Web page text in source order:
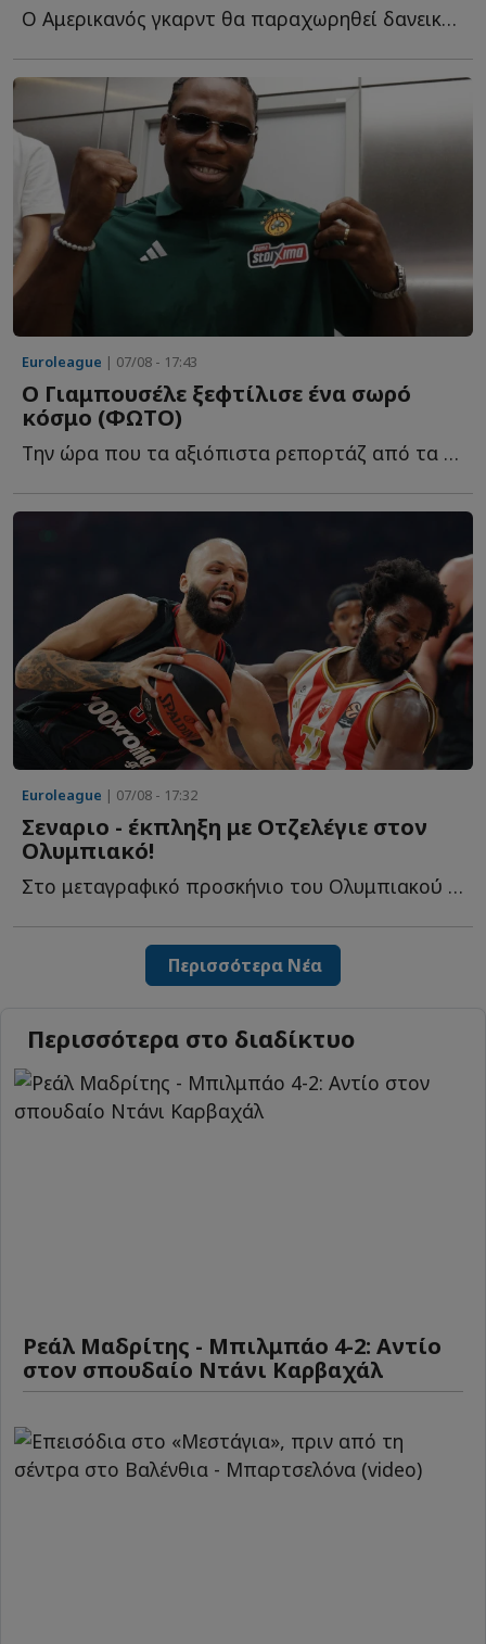
Ο Αμερικανός γκαρντ θα παραχωρηθεί δανεικός στους Λ...
Euroleague | 07/08 - 17:43
Ο Γιαμπουσέλε ξεφτίλισε ένα σωρό
κόσμο (ΦΩΤΟ)
Την ώρα που τα αξιόπιστα ρεπορτάζ από τα εργομετρικ�...
Euroleague | 07/08 - 17:32
Σεναριο - έκπληξη με Οτζελέγιε στον
Ολυμπιακό!
Στο μεταγραφικό προσκήνιο του Ολυμπιακού παραμένει η...
Περισσότερα Νέα
Περισσότερα στο διαδίκτυο
Ρεάλ Μαδρίτης - Μπιλμπάο 4-2: Αντίο
στον σπουδαίο Ντάνι Καρβαχάλ